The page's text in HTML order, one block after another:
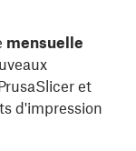
mensuelle
et
d'impression